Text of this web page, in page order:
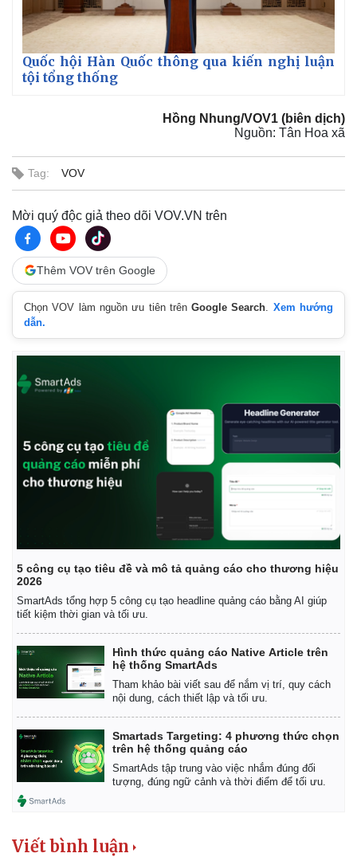
Hồ sơ
E-Magazine
Infographic
Quốc hội Hàn Quốc thông qua kiến nghị luận
tội tổng thống
Hồng Nhung/VOV1 (biên dịch)
Nguồn: Tân Hoa xã
Tag: VOV
Mời quý độc giả theo dõi VOV.VN trên
Thêm VOV trên Google
Chọn VOV làm nguồn ưu tiên trênGoogle Search
Xem hướng
dẫn.
5 công cụ tạo tiêu đề và mô tả quảng cáo cho thương hiệu
2026
SmartAds tổng hợp 5 công cụ tạo headline quảng cáo bằng AI giúp
tiết kiệm thời gian và tối ưu.
Hình thức quảng cáo Native Article trên
hệ thống SmartAds
Tham khảo bài viết sau để nắm vị trí, quy cách
nội dung, cách thiết lập và tối ưu.
Smartads Targeting: 4 phương thức chọn
trên hệ thống quảng cáo
SmartAds tập trung vào việc nhắm đúng đối
tượng, đúng ngữ cảnh và thời điểm để tối ưu.
Viết bình luận